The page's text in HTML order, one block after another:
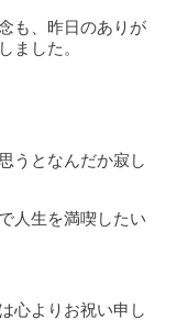
も、昨日のありが
ました。
うとなんだか寂し
人生を満喫したい
心よりお祝い申し